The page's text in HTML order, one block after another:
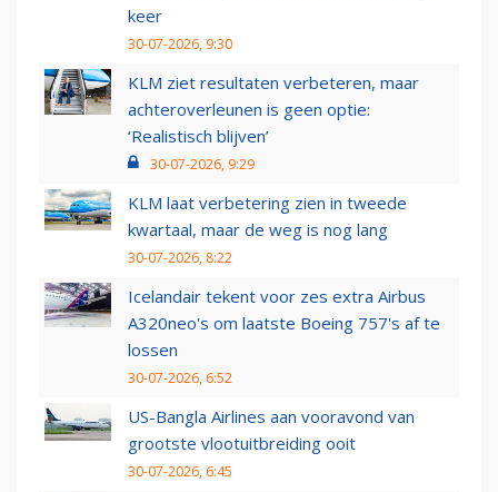
keer
30-07-2026, 9:30
KLM ziet resultaten verbeteren, maar
achteroverleunen is geen optie:
‘Realistisch blijven’
30-07-2026, 9:29
KLM laat verbetering zien in tweede
kwartaal, maar de weg is nog lang
30-07-2026, 8:22
Icelandair tekent voor zes extra Airbus
A320neo's om laatste Boeing 757's af te
lossen
30-07-2026, 6:52
US-Bangla Airlines aan vooravond van
grootste vlootuitbreiding ooit
30-07-2026, 6:45